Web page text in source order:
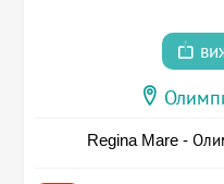
Regina Mare -